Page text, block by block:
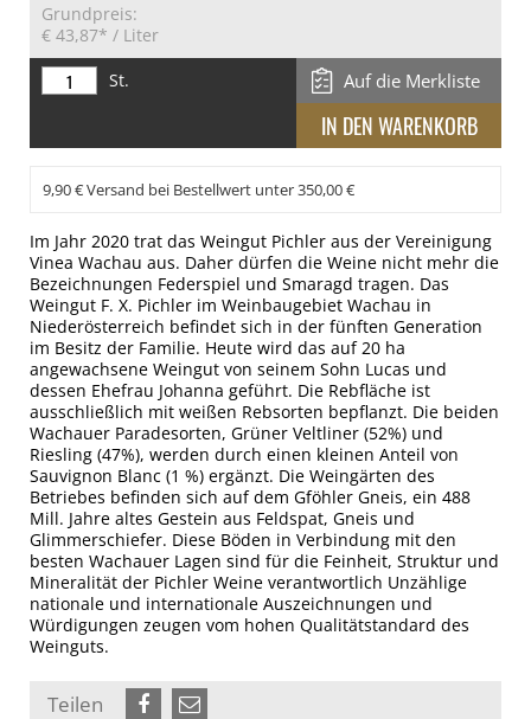
Grundpreis:
€ 43,87* / Liter
St.
Auf die Merkliste
9,90 € Versand bei Bestellwert unter 350,00 €
Im Jahr 2020 trat das Weingut Pichler aus der Vereinigung
Vinea Wachau aus. Daher dürfen die Weine nicht mehr die
Bezeichnungen Federspiel und Smaragd tragen. Das
Weingut F. X. Pichler im Weinbaugebiet Wachau in
Niederösterreich befindet sich in der fünften Generation
im Besitz der Familie. Heute wird das auf 20 ha
angewachsene Weingut von seinem Sohn Lucas und
dessen Ehefrau Johanna geführt. Die Rebfläche ist
ausschließlich mit weißen Rebsorten bepflanzt. Die beiden
Wachauer Paradesorten, Grüner Veltliner (52%) und
Riesling (47%), werden durch einen kleinen Anteil von
Sauvignon Blanc (1 %) ergänzt. Die Weingärten des
Betriebes befinden sich auf dem Gföhler Gneis, ein 488
Mill. Jahre altes Gestein aus Feldspat, Gneis und
Glimmerschiefer. Diese Böden in Verbindung mit den
besten Wachauer Lagen sind für die Feinheit, Struktur und
Mineralität der Pichler Weine verantwortlich Unzählige
nationale und internationale Auszeichnungen und
Würdigungen zeugen vom hohen Qualitätstandard des
Weinguts.
Teilen